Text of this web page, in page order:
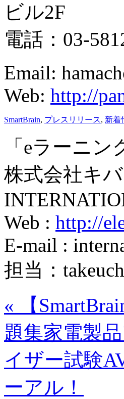
ビル2F
電話：03-
Email:
Web: http://
SmartBrain, プレスリリース, 新着
「eラーニ
株式会社キ
Web : http://
E-mail :
担当：
« 【
題集家電製
イザー試験
ーアル！